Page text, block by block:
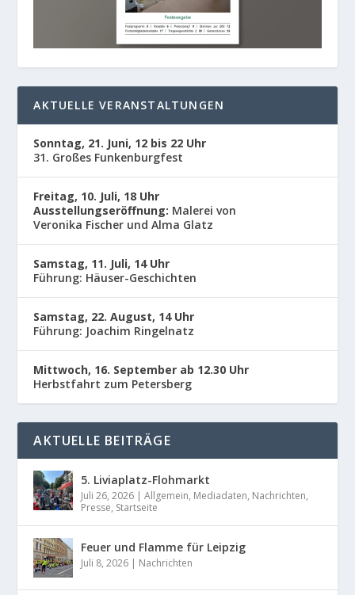
AKTUELLE VERANSTALTUNGEN
Sonntag, 21. Juni, 12 bis 22 Uhr
31. Großes Funkenburgfest
Freitag, 10. Juli, 18 Uhr
Ausstellungseröffnung: Malerei von
Veronika Fischer und Alma Glatz
Samstag, 11. Juli, 14 Uhr
Führung: Häuser-Geschichten
Samstag, 22. August, 14 Uhr
Führung: Joachim Ringelnatz
Mittwoch, 16. September ab 12.30 Uhr
Herbstfahrt zum Petersberg
AKTUELLE BEITRÄGE
5. Liviaplatz-Flohmarkt
Juli 26, 2026 |Allgemein, Mediadaten, Nachrichten,
Presse, Startseite
Feuer und Flamme für Leipzig
Juli 8, 2026 | Nachrichten